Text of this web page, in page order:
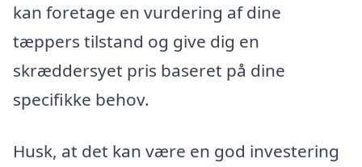
kan foretage en vurdering af dine
tæppers tilstand og give dig en
skræddersyet pris baseret på dine
specifikke behov.
Husk, at det kan være en god investering